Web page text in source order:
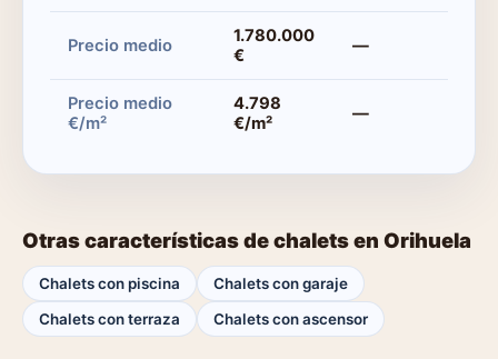
Precio medio
1.780.000
€
—
Precio medio
€/m²
4.798
€/m²
—
Otras características de chalets en Orihuela
Chalets con piscina
Chalets con garaje
Chalets con terraza
Chalets con ascensor